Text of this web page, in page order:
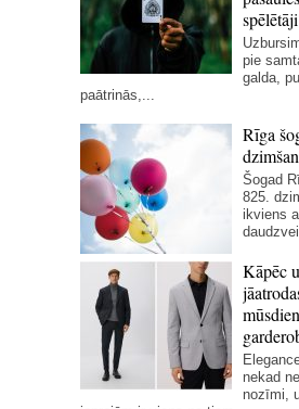
pie
galda,
paātrinās,...
Rīga
Šogad
825.
ikviens
Kāpēc
nekad
nozīmi,